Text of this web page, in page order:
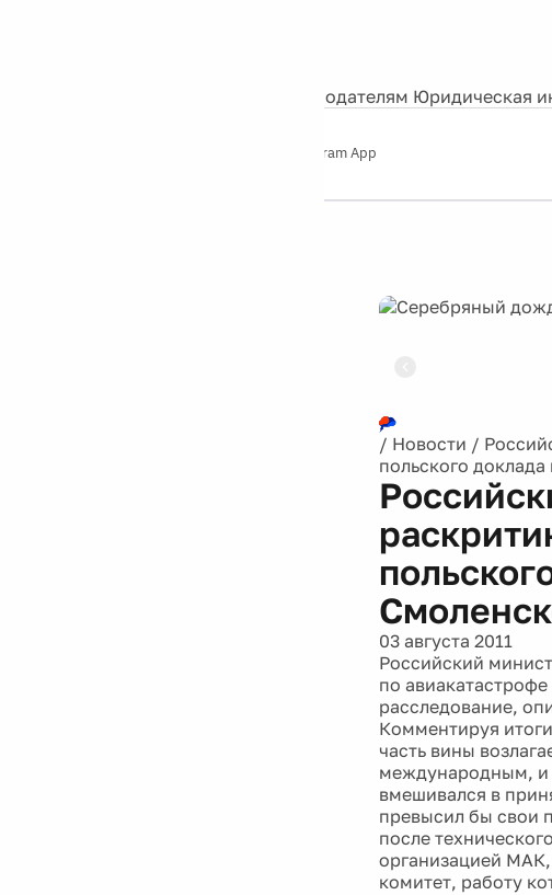
Рекламодателям Юридическая
Telegram App
/ Новости /
польского
03 августа 2011
Российский
по
расследование,
Комментируя
часть вины
международным, и
вмешивался в
превысил бы свои
после
организацией
комитет, работу